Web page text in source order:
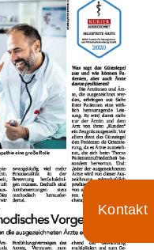
Toggle
Sliding